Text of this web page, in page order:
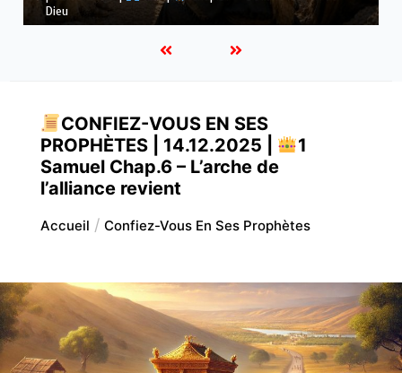
ses voies
CONFIEZ-VOUS EN SES
PROPHÈTES | 14.12.2025 |
1
Samuel Chap.6 – L’arche de
l’alliance revient
Accueil Confiez-Vous En Ses Prophètes